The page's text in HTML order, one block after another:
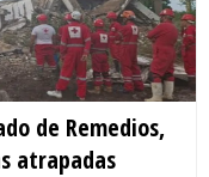
de Remedios,
atrapadas